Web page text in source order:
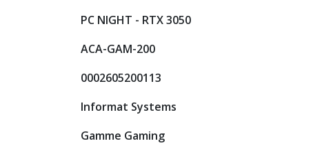
PC NIGHT - RTX 3050
ACA-GAM-200
0002605200113
Informat Systems
Gamme Gaming